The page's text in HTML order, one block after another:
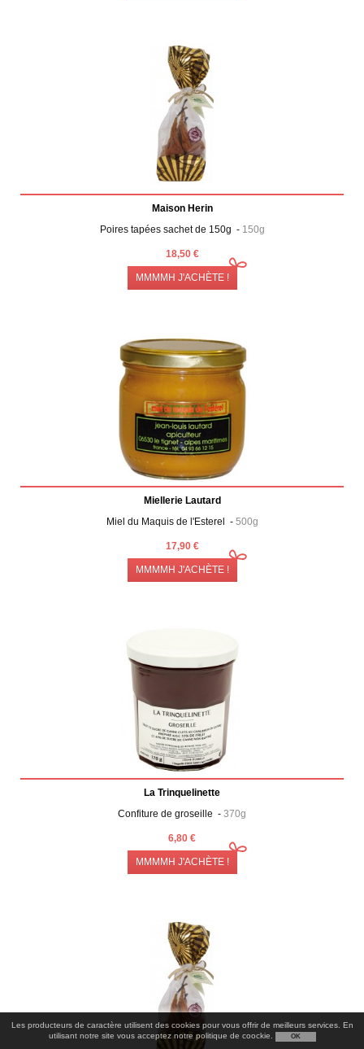
Les producteurs de caractère utilisent des cookies pour vous offrir de meilleurs services. En
utilisant notre site vous acceptez notre politique de coockie.
OK
Maison Herin
Poires tapées sachet de 150g - 150g
18,50 €
MMMMH J'ACHÈTE !
Miellerie Lautard
Miel du Maquis de l'Esterel - 500g
17,90 €
MMMMH J'ACHÈTE !
La Trinquelinette
Confiture de groseille - 370g
6,80 €
MMMMH J'ACHÈTE !